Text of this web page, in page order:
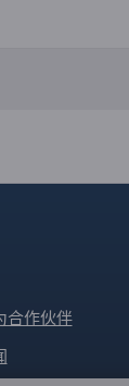
合作伙伴